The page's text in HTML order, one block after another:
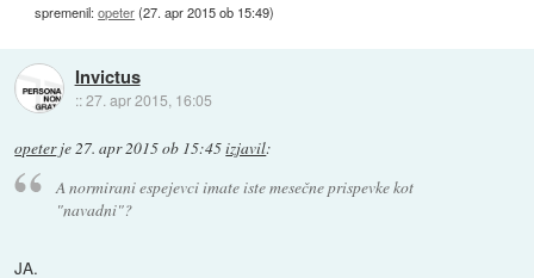
spremenil:opeter(27. apr 2015 ob 15:49)
Invictus
::27. apr 2015, 16:05
opeterje27. apr 2015 ob 15:45izjavil:
A normirani espejevci imate iste mesečne prispevke kot
"navadni"?
JA.